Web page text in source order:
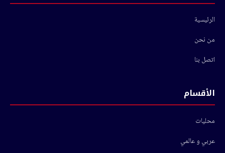
الرئيسية
من نحن
اتصل بنا
الأقسام
محليات
عربي و عالمي